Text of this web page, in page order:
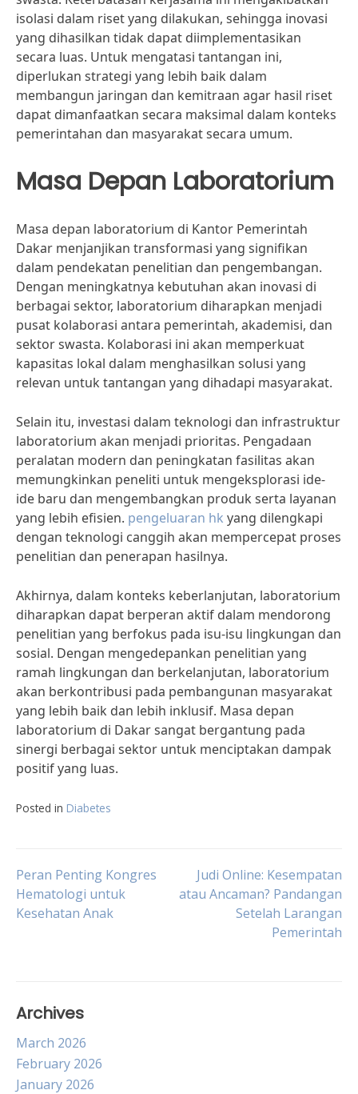
isolasi dalam riset yang dilakukan, sehingga inovasi
yang dihasilkan tidak dapat diimplementasikan
secara luas. Untuk mengatasi tantangan ini,
diperlukan strategi yang lebih baik dalam
membangun jaringan dan kemitraan agar hasil riset
dapat dimanfaatkan secara maksimal dalam konteks
pemerintahan dan masyarakat secara umum.
Masa Depan Laboratorium
Masa depan laboratorium di Kantor Pemerintah
Dakar menjanjikan transformasi yang signifikan
dalam pendekatan penelitian dan pengembangan.
Dengan meningkatnya kebutuhan akan inovasi di
berbagai sektor, laboratorium diharapkan menjadi
pusat kolaborasi antara pemerintah, akademisi, dan
sektor swasta. Kolaborasi ini akan memperkuat
kapasitas lokal dalam menghasilkan solusi yang
relevan untuk tantangan yang dihadapi masyarakat.
Selain itu, investasi dalam teknologi dan infrastruktur
laboratorium akan menjadi prioritas. Pengadaan
peralatan modern dan peningkatan fasilitas akan
memungkinkan peneliti untuk mengeksplorasi ide-
ide baru dan mengembangkan produk serta layanan
yang lebih efisien. pengeluaran hk yang dilengkapi
dengan teknologi canggih akan mempercepat proses
penelitian dan penerapan hasilnya.
Akhirnya, dalam konteks keberlanjutan, laboratorium
diharapkan dapat berperan aktif dalam mendorong
penelitian yang berfokus pada isu-isu lingkungan dan
sosial. Dengan mengedepankan penelitian yang
ramah lingkungan dan berkelanjutan, laboratorium
akan berkontribusi pada pembangunan masyarakat
yang lebih baik dan lebih inklusif. Masa depan
laboratorium di Dakar sangat bergantung pada
sinergi berbagai sektor untuk menciptakan dampak
positif yang luas.
Posted in Diabetes
Post
navigation
Peran Penting Kongres
Hematologi untuk
Kesehatan Anak
Judi Online: Kesempatan
atau Ancaman? Pandangan
Setelah Larangan
Pemerintah
Archives
March 2026
February 2026
January 2026